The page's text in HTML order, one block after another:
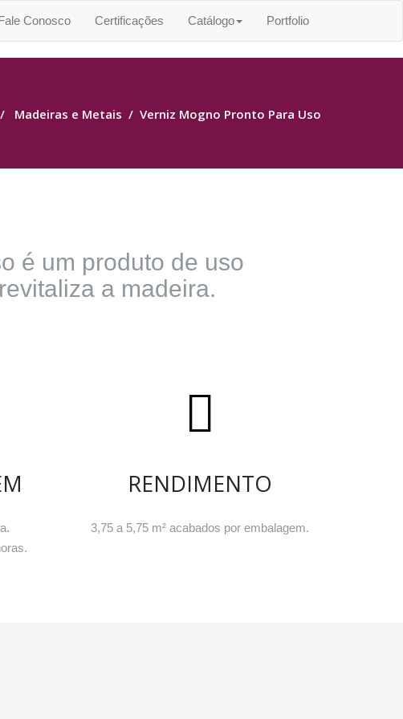
Conosco Certificações Catálogo Portfolio
/ Madeiras e Metais / Verniz Mogno Pronto Para Uso
é um produto de uso
a madeira.
RENDIMENTO
3,75 a 5,75 m² acabados por embalagem.